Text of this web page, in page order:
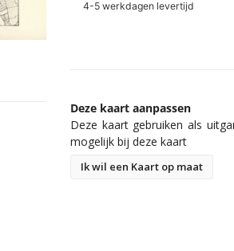
4-5 werkdagen levertijd
Deze kaart aanpassen
Deze kaart gebruiken als
mogelijk bij deze kaart
Ik wil een Kaart op maat